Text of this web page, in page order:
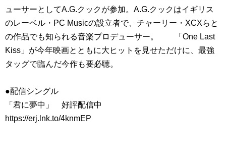
ューサーとしてA.G.クックが参加。A.G.クックはイギリス
のレーベル・PC Musicの設立者で、チャーリー・XCXらと
の作品でも知られる音楽プロデューサー。 「One Last
Kiss」が今年映画とともに大ヒットを見せただけに、最強
タッグで臨んだ今作も要必聴。
●配信シングル
「君に夢中」 好評配信中
https://erj.lnk.to/4knmEP